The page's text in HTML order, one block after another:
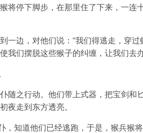
将停下脚步，在那里住了下来，一连
一边，对他们说：“我们得逃走，穿
我们摆脱这些猴子的纠缠，让我们去
随之行动。他们带上式器，把宝剑和
夜走到东方透亮。
，知道他们已经逃跑，于是，猴兵猴